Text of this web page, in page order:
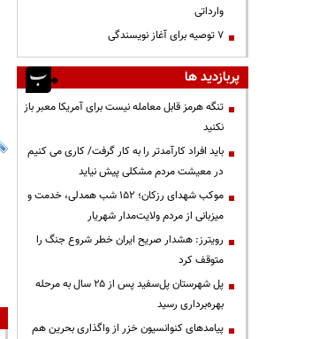
وارداتی
۷ توصیه برای آغاز نویسندگی
پربازدید ها
تنگه هرمز قابل معامله نیست برای آمریکا معبر باز
نکنید
باید افراد کارآمدتر را به کار گرفت/ کاری می کنیم
در معیشت مردم مشکلی پیش نیاید
موکب شهدای رزکان؛ ۱۵۲ شب همدلی، خدمت و
میزبانی از مردم ولایت‌مدار شهریار
رویترز: هشدار صریح ایران خطر شروع جنگ را
متوقف کرد
پل شهرستان پل‌سفید پس از ۲۵ سال به مرحله
بهره‌برداری رسید
پیامدهای کنوانسیون خزر از واگذاری بحرین هم